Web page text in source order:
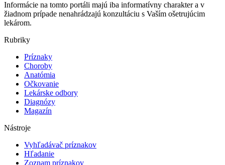
Informácie na tomto portáli majú iba informatívny charakter a v
žiadnom prípade nenahrádzajú konzultáciu s Vaším ošetrujúcim
lekárom.
Rubriky
Príznaky
Choroby
Anatómia
Očkovanie
Lekárske odbory
Diagnózy
Magazín
Nástroje
Vyhľadávač príznakov
Hľadanie
Zoznam príznakov